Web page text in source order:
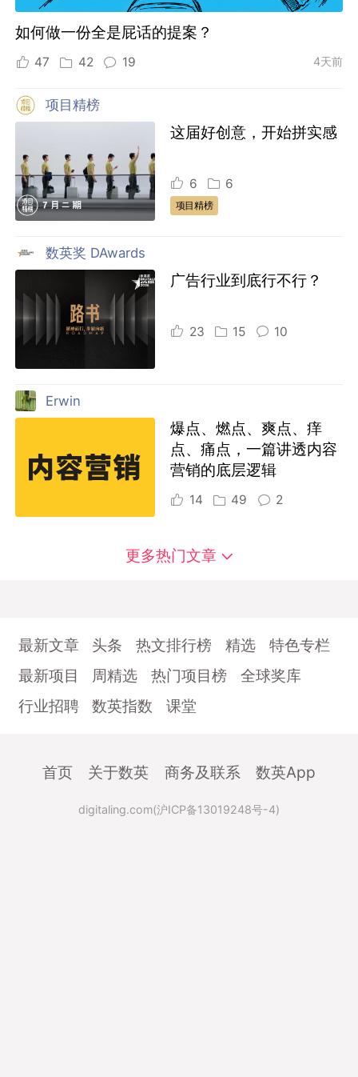
如何做一份全是屁话的提案？
47 42 19 4天前
项目精榜
这届好创意，开始拼实感
6 6
项目精榜
数英奖 DAwards
广告行业到底行不行？
23 15 10
Erwin
爆点、燃点、爽点、痒
点、痛点，一篇讲透内容
营销的底层逻辑
14 49 2
更多热门文章
最新文章 头条 热文排行榜 精选
特色专栏
最新项目
周精选 热门项目榜
全球奖库
行业招聘
数英指数 课堂
首页 关于数英 商务及联系 数英App
digitaling.com(沪ICP备13019248号-4)